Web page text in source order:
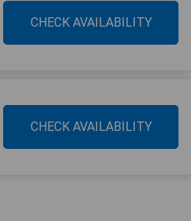
CHECK AVAILABILITY
CHECK AVAILABILITY